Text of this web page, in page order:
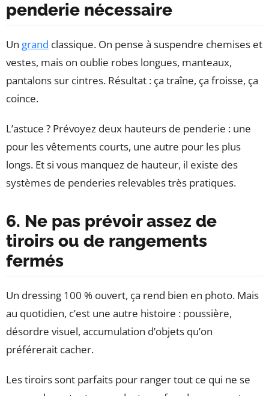
penderie nécessaire
Un grand classique. On pense à suspendre chemises et
vestes, mais on oublie robes longues, manteaux,
pantalons sur cintres. Résultat : ça traîne, ça froisse, ça
coince.
L’astuce ? Prévoyez deux hauteurs de penderie : une
pour les vêtements courts, une autre pour les plus
longs. Et si vous manquez de hauteur, il existe des
systèmes de penderies relevables très pratiques.
6. Ne pas prévoir assez de
tiroirs ou de rangements
fermés
Un dressing 100 % ouvert, ça rend bien en photo. Mais
au quotidien, c’est une autre histoire : poussière,
désordre visuel, accumulation d’objets qu’on
préférerait cacher.
Les tiroirs sont parfaits pour ranger tout ce qui ne se